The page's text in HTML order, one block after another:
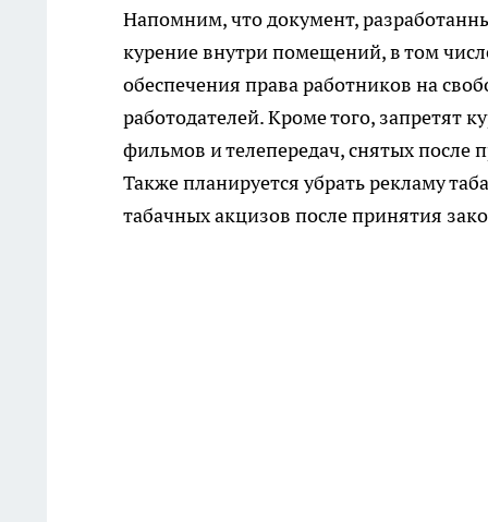
Напомним, что документ,
курение внутри помещений, в том
обеспечения права работников на
работодателей. Кроме того, запретят
фильмов и телепередач, снятых после
Также планируется убрать рекламу
табачных акцизов после принятия